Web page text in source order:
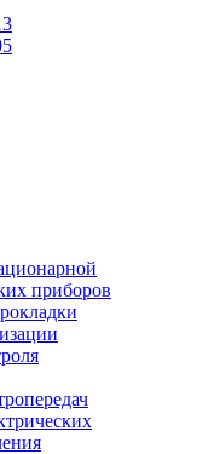
приборов